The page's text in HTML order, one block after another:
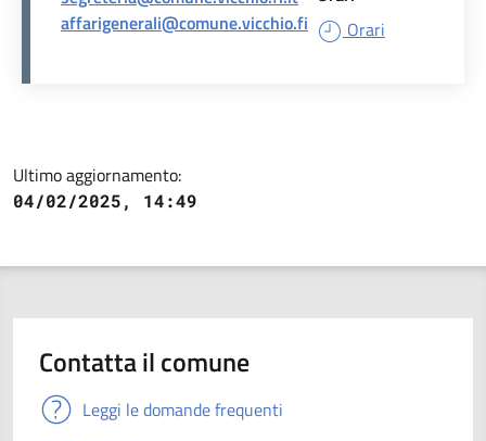
affarigenerali@comune.vicchio.fi
Orari
Ultimo aggiornamento:
04/02/2025, 14:49
Contatta il comune
Leggi le domande frequenti